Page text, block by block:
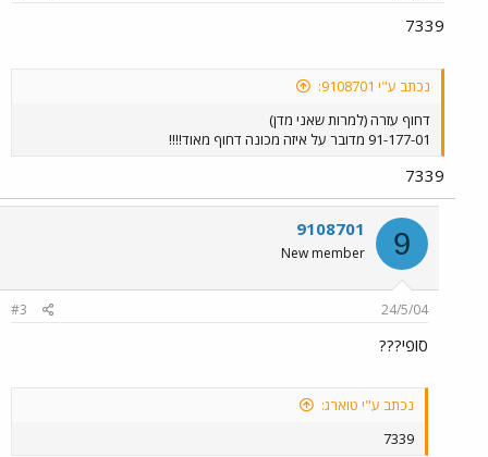
7339
נכתב ע"י 9108701:
דחוף עזרה (למרות שאני מדן)
91-177-01 מדובר על איזה מכונה דחוף מאוד!!!!
7339
9
9108701
New member
24/5/04
#3
סופי???
נכתב ע"י טוארג:
7339